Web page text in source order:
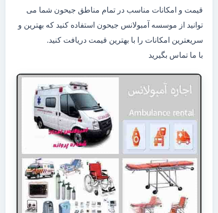
قیمت و امکانات مناسب در تمام مناطق جیحون شما می
توانید از موسسه آمبولانس جیحون استفاده کنید که بهترین و
سریعترین امکانات را با بهترین قیمت دریافت کنید.
با ما تماس بگیرید